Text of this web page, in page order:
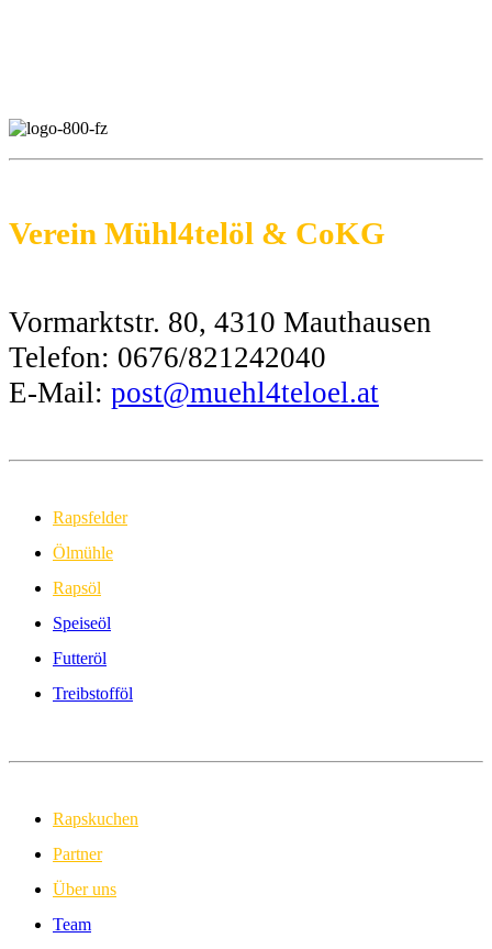
Verein Mühl4telöl & CoKG
Vormarktstr. 80, 4310 Mauthausen
Telefon: 0676/821242040
E-Mail: post@muehl4teloel.at
Rapsfelder
Ölmühle
Rapsöl
Speiseöl
Futteröl
Treibstofföl
Rapskuchen
Partner
Über uns
Team